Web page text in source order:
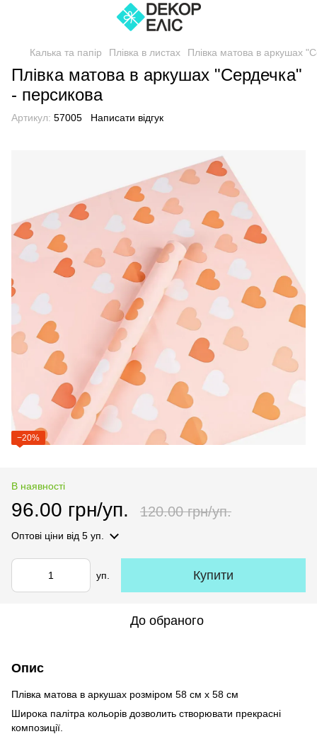
Калька та папір Плівка в листах Плівка матова в аркушах
Плівка матова в аркушах "Сердечка"
- персикова
Артикул: 57005 Написати відгук
−20%
В наявності
96.00 грн/уп. 120.00 грн/уп.
Оптові ціни від 5 уп.
уп. Купити
До обраного
Опис
Плівка матова в аркушах розміром 58 см х 58 см
Широка палітра кольорів дозволить створювати прекрасні
композиції.